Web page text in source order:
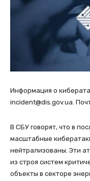
Информация о
incident@dis.gov.ua.
В СБУ говорят, что в
масштабные
нейтрализованы. Эти
из строя систем
объекты в секторе